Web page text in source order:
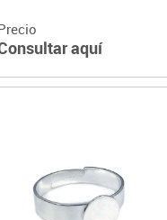
aquí